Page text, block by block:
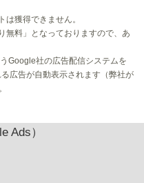
獲得できません。
無料」となっておりますので、あ
Google社の広告配信システムを
広告が自動表示されます（弊社が
Ads）